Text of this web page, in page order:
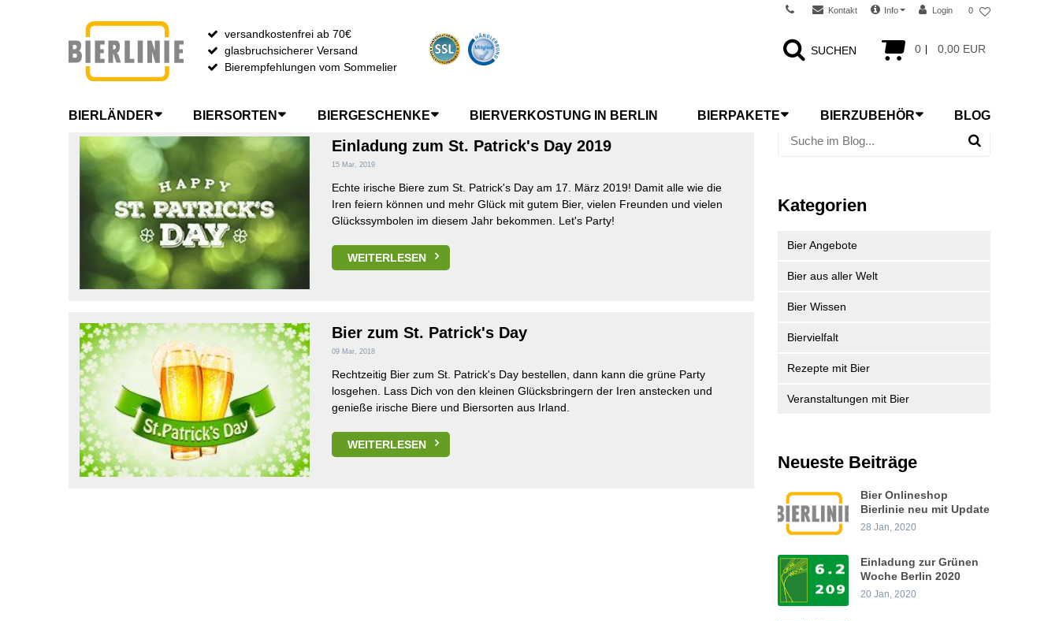
Kontakt Info Login 0
0 0,00 EUR
versandkostenfrei ab 70€
glasbruchsicherer Versand
Bierempfehlungen vom Sommelier
SUCHEN
BIERLÄNDER BIERSORTEN BIERGESCHENKE BIERVERKOSTUNG IN BERLIN BIERPAKETE BIERZUBEHÖR BLOG
SUCHE NACH TAG: BIER AUS IRLAND
Einladung zum St. Patrick's Day 2019
15 Mar, 2019
Echte irische Biere zum St. Patrick's Day am 17. März 2019! Damit alle wie die
Iren feiern können und mehr Glück mit gutem Bier, vielen Freunden und vielen
Glückssymbolen im diesem Jahr bekommen. Let's Party!
WEITERLESEN
Bier zum St. Patrick's Day
09 Mar, 2018
Rechtzeitig Bier zum St. Patrick's Day bestellen, dann kann die grüne Party
losgehen. Lass Dich von den kleinen Glücksbringern der Iren anstecken und
genieße irische Biere und Biersorten aus Irland.
WEITERLESEN
Kategorien
Bier Angebote
Bier aus aller Welt
Bier Wissen
Biervielfalt
Rezepte mit Bier
Veranstaltungen mit Bier
Neueste Beiträge
Bier Onlineshop
Bierlinie neu mit Update
28 Jan, 2020
Einladung zur Grünen
Woche Berlin 2020
20 Jan, 2020